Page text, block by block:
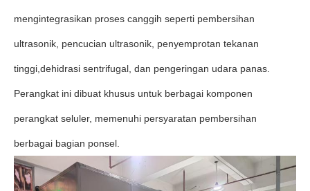
mengintegrasikan proses canggih seperti pembersihan
ultrasonik, pencucian ultrasonik, penyemprotan tekanan
tinggi,dehidrasi sentrifugal, dan pengeringan udara panas.
Perangkat ini dibuat khusus untuk berbagai komponen
perangkat seluler, memenuhi persyaratan pembersihan
berbagai bagian ponsel.